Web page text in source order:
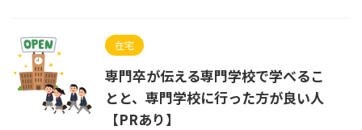
在宅
専門卒が伝える専門学校で学べるこ
とと、専門学校に行った方が良い人
【PRあり】